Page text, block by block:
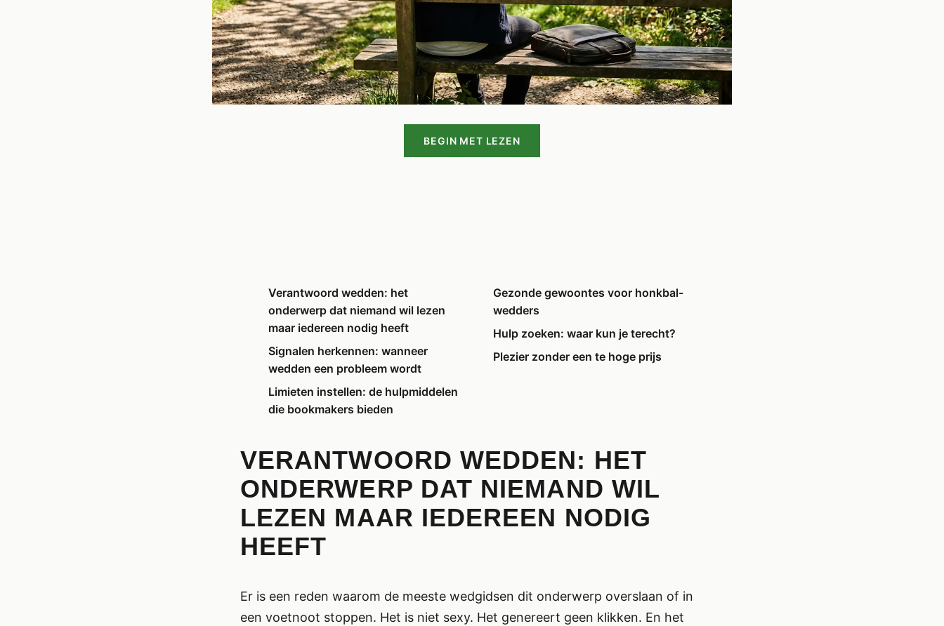
BEGIN MET LEZEN
Verantwoord wedden: het
onderwerp dat niemand wil lezen
maar iedereen nodig heeft
Signalen herkennen: wanneer
wedden een probleem wordt
Limieten instellen: de hulpmiddelen
die bookmakers bieden
Gezonde gewoontes voor honkbal-
wedders
Hulp zoeken: waar kun je terecht?
Plezier zonder een te hoge prijs
VERANTWOORD WEDDEN: HET
ONDERWERP DAT NIEMAND WIL
LEZEN MAAR IEDEREEN NODIG
HEEFT
Er is een reden waarom de meeste wedgidsen dit onderwerp overslaan of in
een voetnoot stoppen. Het is niet sexy. Het genereert geen klikken. En het